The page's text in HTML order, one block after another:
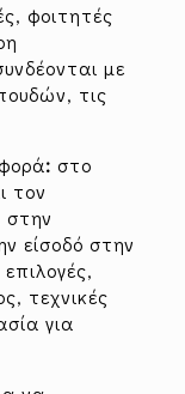
φοιτητές
με
τις
: στο
τον
στην
είσοδό στην
τεχνικές
για